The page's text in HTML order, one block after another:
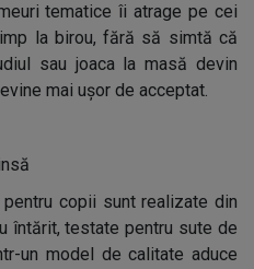
tematice îi atrage pe cei
la birou, fără să simtă că
sau joaca la masă devin
mai ușor de acceptat.
copii sunt realizate din
întărit, testate pentru sute de
un model de calitate aduce